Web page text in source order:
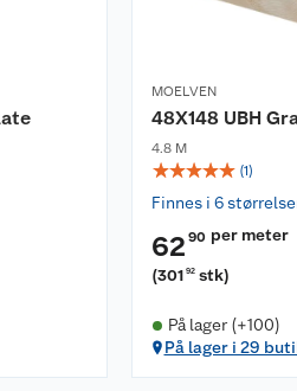
MOELVEN
48X148 UBH
4.8 M
☆☆☆☆☆ (1)
Finnes i 6
62 90 per meter
(301 92 stk)
På lager (+100)
På lager i 29